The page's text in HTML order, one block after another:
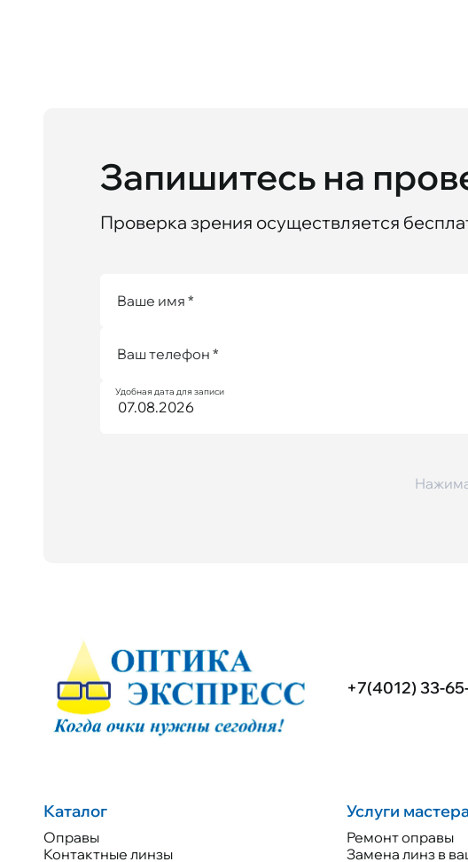
Запишитесь на
Проверка зрения осуществляется
Ваше имя *
Ваш телефон *
Удобная дата для записи
+7(4012) 33-
Каталог
Оправы
Контактные линзы
Услуги
Ремонт оправы
Замена линз в